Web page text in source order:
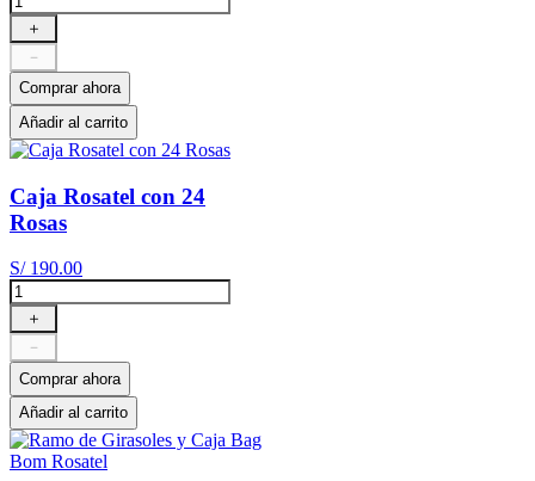
＋
－
Comprar ahora
Añadir al carrito
Caja Rosatel con 24
Rosas
S/ 190.00
＋
－
Comprar ahora
Añadir al carrito